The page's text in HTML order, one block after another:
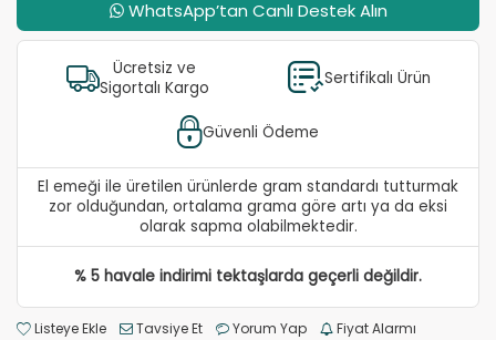
WhatsApp’tan Canlı Destek Alın
Ücretsiz ve
Sigortalı Kargo
Sertifikalı Ürün
Güvenli Ödeme
El emeği ile üretilen ürünlerde gram standardı tutturmak
zor olduğundan, ortalama grama göre artı ya da eksi
olarak sapma olabilmektedir.
% 5 havale indirimi tektaşlarda geçerli değildir.
Listeye Ekle Tavsiye Et Yorum Yap
Fiyat Alarmı